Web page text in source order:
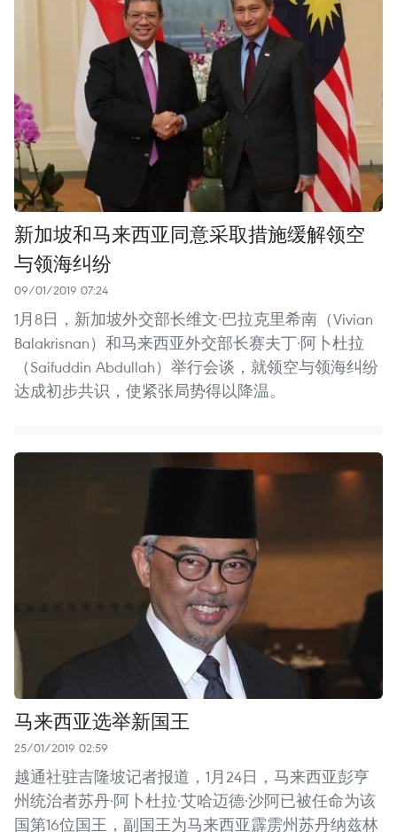
新加坡和马来西亚同意采取措施缓解领空
与领海纠纷
09/01/2019 07:24
1月8日，新加坡外交部长维文·巴拉克里希南（Vivian
Balakrisnan）和马来西亚外交部长赛夫丁·阿卜杜拉
（Saifuddin Abdullah）举行会谈，就领空与领海纠纷
达成初步共识，使紧张局势得以降温。
马来西亚选举新国王
25/01/2019 02:59
越通社驻吉隆坡记者报道，1月24日，马来西亚彭亨
州统治者苏丹·阿卜杜拉·艾哈迈德·沙阿已被任命为该
国第16位国王，副国王为马来西亚霹雳州苏丹纳兹林